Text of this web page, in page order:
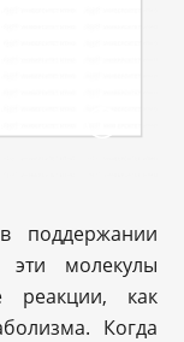
поддержании
эти молекулы
реакции, как
Когда